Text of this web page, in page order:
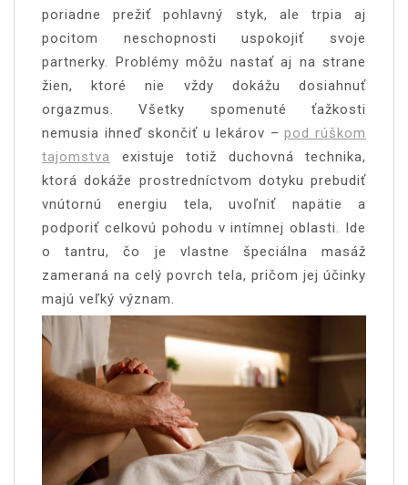
poriadne prežiť pohlavný styk, ale trpia aj
pocitom neschopnosti uspokojiť svoje
partnerky. Problémy môžu nastať aj na strane
žien, ktoré nie vždy dokážu dosiahnuť
orgazmus. Všetky spomenuté ťažkosti
nemusia ihneď skončiť u lekárov –pod rúškom
tajomstva
existuje totiž duchovná technika,
ktorá dokáže prostredníctvom dotyku prebudiť
vnútornú energiu tela, uvoľniť napätie a
podporiť celkovú pohodu v intímnej oblasti. Ide
o tantru, čo je vlastne špeciálna masáž
zameraná na celý povrch tela, pričom jej účinky
majú veľký význam.